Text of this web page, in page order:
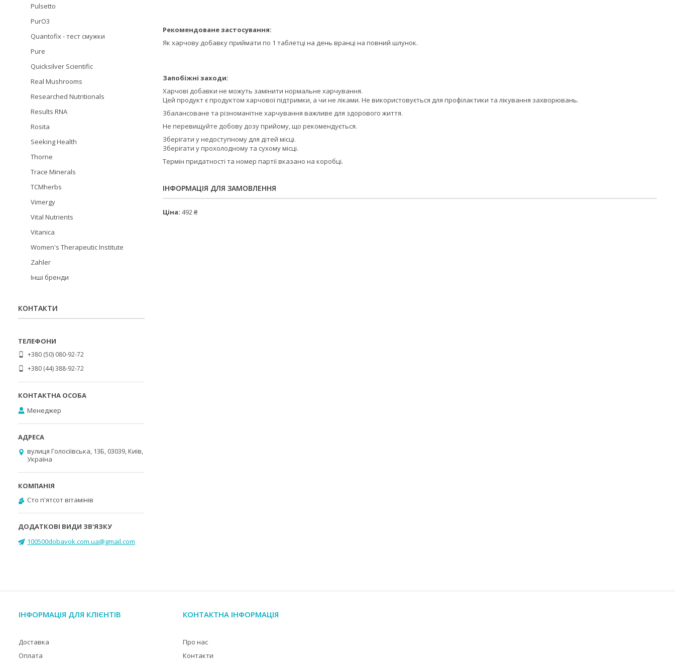
Рекомендоване застосування:
Як харчову добавку приймати по 1 таблетці на день вранці на повний шлунок.
Запобіжні заходи:
Харчові добавки не можуть замінити нормальне харчування.
Цей продукт є продуктом харчової підтримки, а чи не ліками. Не використовується для профілактики та лікування захворювань.
Збалансоване та різноманітне харчування важливе для здорового життя.
Не перевищуйте добову дозу прийому, що рекомендується.
Зберігати у недоступному для дітей місці.
Зберігати у прохолодному та сухому місці.
Термін придатності та номер партії вказано на коробці.
ІНФОРМАЦІЯ ДЛЯ ЗАМОВЛЕННЯ
Ціна: 492 ₴
Pulsetto
PurO3
Quantofix - тест смужки
Pure
Quicksilver Scientific
Real Mushrooms
Researched Nutritionals
Results RNA
Rosita
Seeking Health
Thorne
Trace Minerals
TCMherbs
Vimergy
Vital Nutrients
Vitanica
Women's Therapeutic Institute
Zahler
Інші бренди
КОНТАКТИ
+380 (50) 080-92-72
+380 (44) 388-92-72
Менеджер
вулиця Голосіївська, 13Б, 03039, Київ,
Україна
Cто п'ятсот вітамінів
100500dobavok.com.ua@gmail.com
ІНФОРМАЦІЯ ДЛЯ КЛІЄНТІВ
Доставка
Оплата
КОНТАКТНА ІНФОРМАЦІЯ
Про нас
Контакти